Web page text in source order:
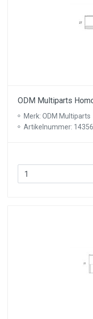
ODM Multiparts
Merk: ODM Multiparts
Artikelnummer: